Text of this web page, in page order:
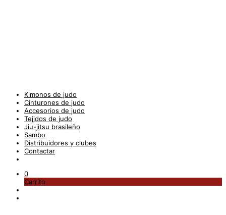
Kimonos de judo
Cinturones de judo
Accesorios de judo
Tejidos de judo
Jiu-jitsu brasileño
Sambo
Distribuidores y clubes
Contactar
0
Carrito